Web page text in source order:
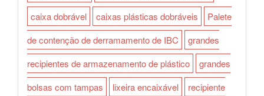
caixa dobrável
caixas plásticas dobráveis
Palete
de contenção de derramamento de IBC
grandes
recipientes de armazenamento de plástico
grandes
bolsas com tampas
lixeira encaixável
recipiente